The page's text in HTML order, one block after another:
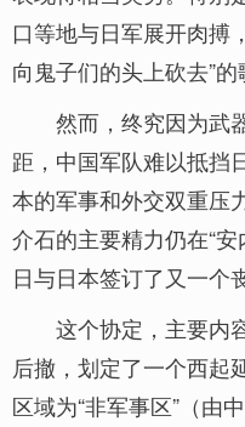
口等地与日军展开肉搏
向鬼子们的头上砍去”的
然而，终究因为武
距，中国军队难以抵挡
本的军事和外交双重压
介石的主要精力仍在“
日与日本签订了又一个
这个协定，主要内
后撤，划定了一个西起
区域为“非军事区”（由